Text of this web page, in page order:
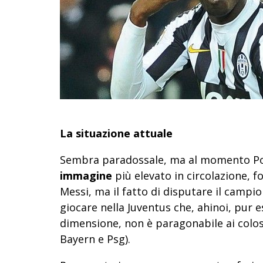
La situazione attuale
Sembra paradossale, ma al momento
immagine più elevato in circolazione,
Messi, ma il fatto di disputare il
giocare nella Juventus che, ahinoi, pur
dimensione, non è paragonabile ai
Bayern e Psg).